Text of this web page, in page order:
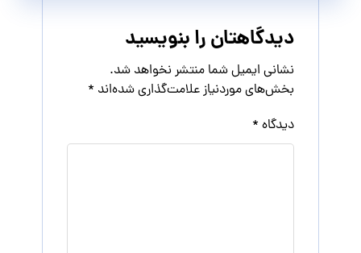
دیدگاهتان را بنویسید
نشانی ایمیل شما منتشر نخواهد شد.
بخش‌های موردنیاز علامت‌گذاری شده‌اند *
دیدگاه *